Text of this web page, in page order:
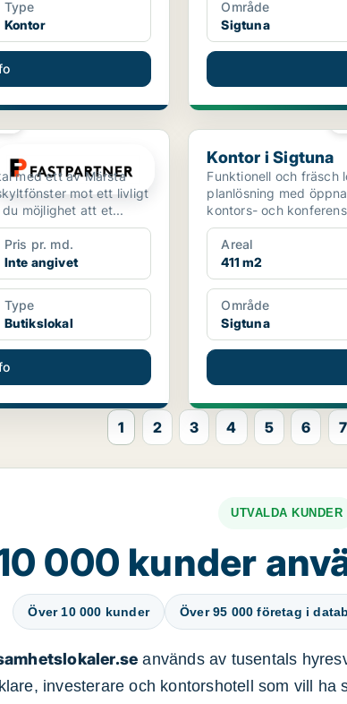
Type
Kontor
Område
Sigtuna
med ett av Märsta
mot ett livligt
möjlighet att et...
Pris pr. md.
Inte angivet
Type
Butikslokal
Kontor i Sigtuna
Kontor i Sigtuna
Funktionell och fräsch
planlösning med
kontors- och
och hiss s...
Areal
411 m2
Område
Sigtuna
1 2 3 4 5 6 7
UTVALDA KUNDER
000 kunder
Över 10 000 kunder Över 95 000 företag i
används av tusentals
investerare och kontorshotell som vill